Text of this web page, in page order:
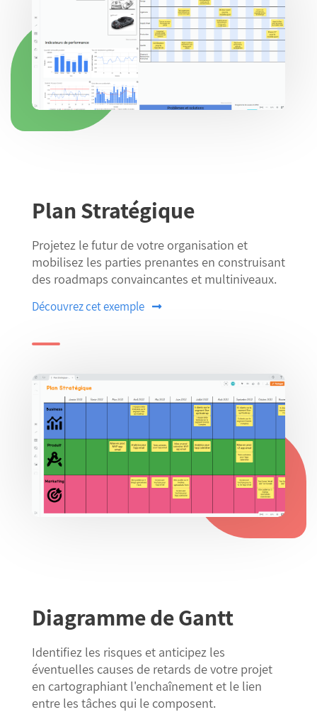
Plan Stratégique
Projetez le futur de votre organisation et
mobilisez les parties prenantes en construisant
des roadmaps convaincantes et multiniveaux.
Découvrez cet exemple
Diagramme de Gantt
Identifiez les risques et anticipez les
éventuelles causes de retards de votre projet
en cartographiant l'enchaînement et le lien
entre les tâches qui le composent.